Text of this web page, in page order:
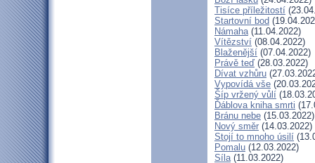
Tisíce příležitostí
Startovní bod
Námaha(11.04.2022)
Vítězství (08.04.2022)
Blaženější (07.04.2022)
Právě teď (28.03.2022)
Dívat vzhůru
Vypovídá vše
Šíp vržený vůlí
Ďáblova kniha smrti
Bránu nebe (15.03.2022)
Nový směr (14.03.2022)
Stojí to mnoho úsilí
Pomalu (12.03.2022)
Síla(11.03.2022)